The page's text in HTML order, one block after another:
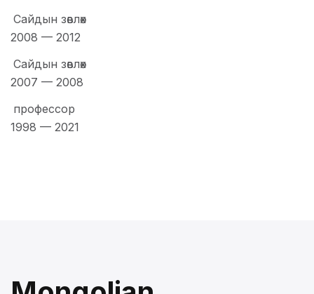
Сайдын зөвлөх
2008 — 2012
Сайдын зөвлөх
2007 — 2008
профессор
1998 — 2021